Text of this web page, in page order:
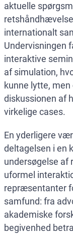
aktuelle
internationalt
Undervisningen
interaktive
af simulation,
kunne lytte,
diskussionen af
virkelige cases.
En yderligere
deltagelsen i en
undersøgelse af
uformel
repræsentanter
samfund: fra
akademiske
begivenhed